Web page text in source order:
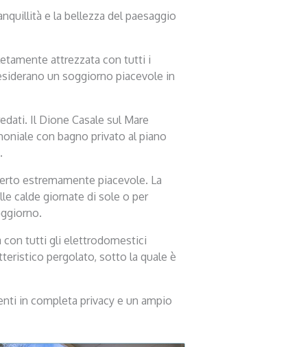
e la bellezza del paesaggio
attrezzata con tutti i
un soggiorno piacevole in
Il Dione Casale sul Mare
con bagno privato al piano
estremamente piacevole. La
calde giornate di sole o per
con tutti gli elettrodomestici
pergolato, sotto la quale è
in completa privacy e un ampio